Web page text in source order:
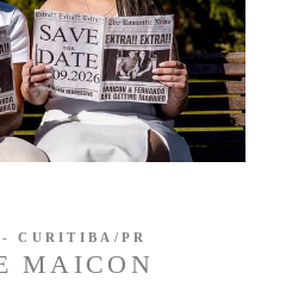
MAICON
CURITIBA/PR